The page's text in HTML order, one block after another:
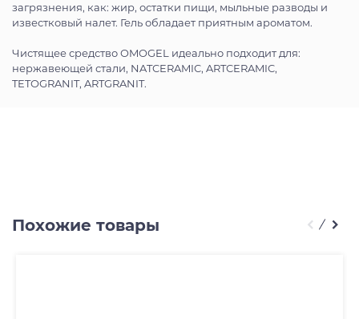
загрязнения, как: жир, остатки пищи, мыльные разводы и
известковый налет. Гель обладает приятным ароматом.
Чистящее средство OMOGEL идеально подходит для:
нержавеющей стали, NATCERAMIC, ARTCERAMIC,
TETOGRANIT, ARTGRANIT.
Похожие товары